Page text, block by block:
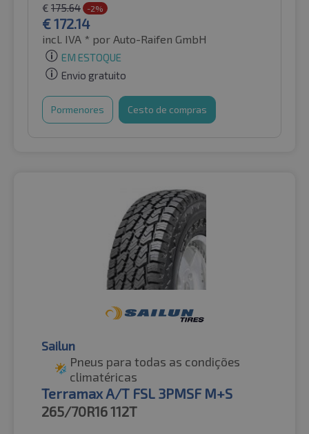
€ 175.64 -2%
€172.14
incl. IVA * por Auto-Raifen GmbH
EM ESTOQUE
Envio gratuito
Pormenores Cesto de compras
Sailun
Pneus para todas as condições
climatéricas
Terramax A/T FSL 3PMSF M+S
265/70R16112T